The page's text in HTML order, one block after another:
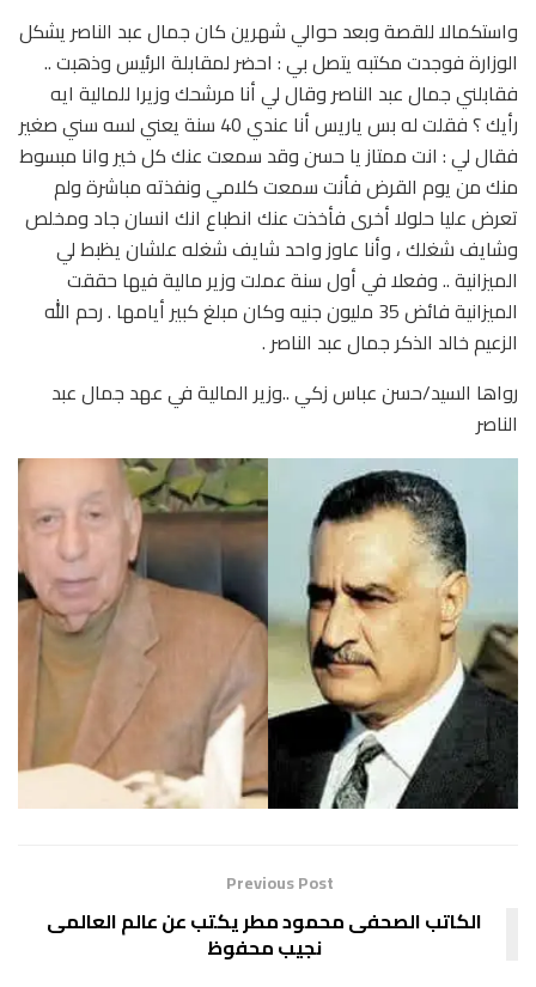
واستكمالا للقصة وبعد حوالي شهرين كان جمال عبد الناصر يشكل
الوزارة فوجدت مكتبه يتصل بي : احضر لمقابلة الرئيس وذهبت ..
فقابلني جمال عبد الناصر وقال لي أنا مرشحك وزيرا للمالية ايه
رأيك ؟ فقلت له بس ياريس أنا عندي 40 سنة يعني لسه سني صغير
فقال لي : انت ممتاز يا حسن وقد سمعت عنك كل خير وانا مبسوط
منك من يوم القرض فأنت سمعت كلامي ونفذته مباشرة ولم
تعرض عليا حلولا أخرى فأخذت عنك انطباع انك انسان جاد ومخلص
وشايف شغلك ، وأنا عاوز واحد شايف شغله علشان يظبط لي
الميزانية .. وفعلا في أول سنة عملت وزير مالية فيها حققت
الميزانية فائض 35 مليون جنيه وكان مبلغ كبير أيامها . رحم الله
الزعيم خالد الذكر جمال عبد الناصر .
رواها السيد/حسن عباس زكي ..وزير المالية في عهد جمال عبد
الناصر
Previous Post
الكاتب الصحفى محمود مطر يكتب عن عالم العالمى
نجيب محفوظ